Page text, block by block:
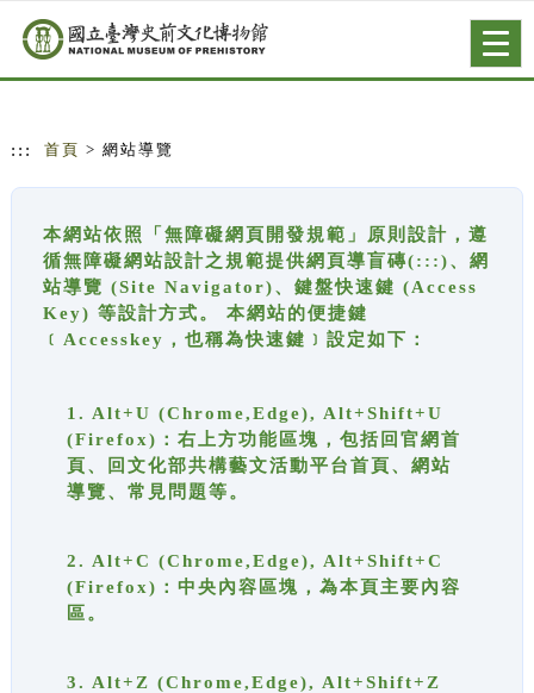
跳到主要內容
網站導覽
::: 首頁 > 網站導覽
本網站依照「無障礙網頁開發規範」原則設計，遵
循無障礙網站設計之規範提供網頁導盲磚(:::)、網
站導覽 (Site Navigator)、鍵盤快速鍵 (Access
Key) 等設計方式。 本網站的便捷鍵
﹝Accesskey，也稱為快速鍵﹞設定如下：
1. Alt+U (Chrome,Edge), Alt+Shift+U
(Firefox)：右上方功能區塊，包括回官網首
頁、回文化部共構藝文活動平台首頁、網站
導覽、常見問題等。
2. Alt+C (Chrome,Edge), Alt+Shift+C
(Firefox)：中央內容區塊，為本頁主要內容
區。
3. Alt+Z (Chrome,Edge), Alt+Shift+Z